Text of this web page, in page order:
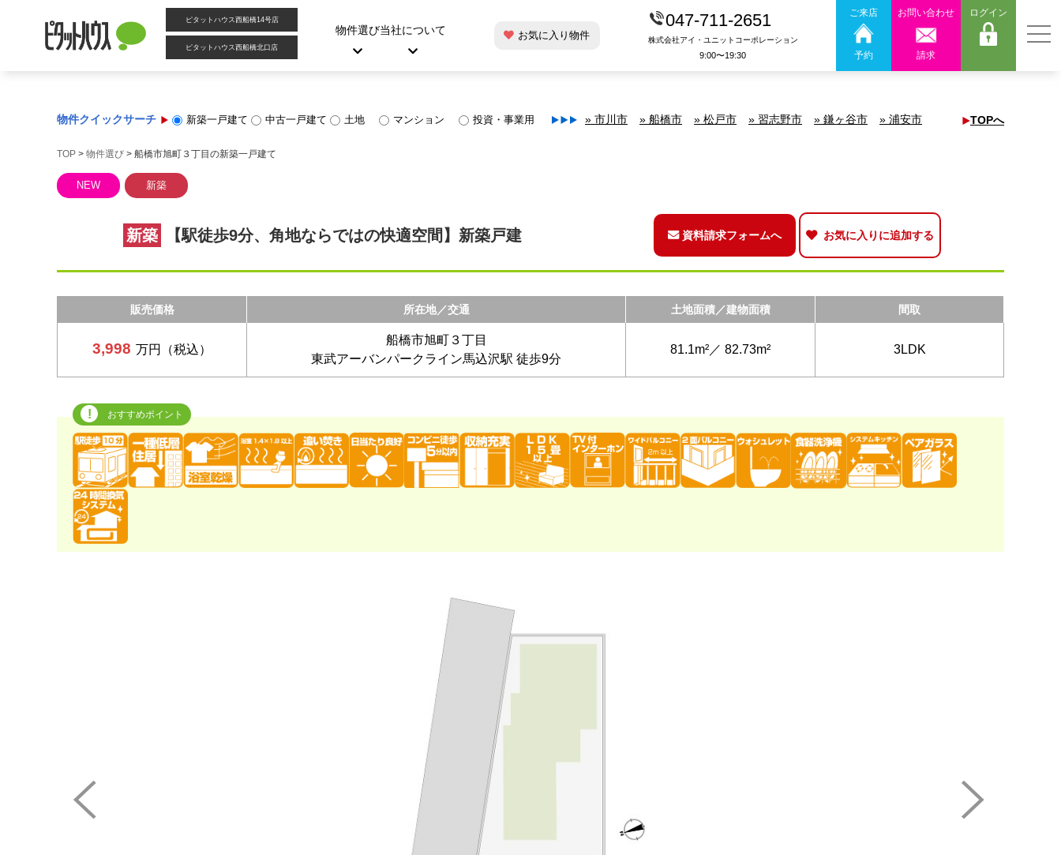
ピタットハウス西船橋14号店
ピタットハウス西船橋北口店
物件選び当社について お気に入り物件
047-711-2651
株式会社アイ・ユニットコーポレーション
9:00〜19:30
ご来店
予約
お問い合わせ
請求
ログイン
物件クイックサーチ 新築一戸建て 中古一戸建て 土地 マンション 投資・事業用 » 市川市 » 船橋市 » 松戸市 » 習志野市 » 鎌ヶ谷市 » 浦安市 TOPへ
TOP > 物件選び > 船橋市旭町３丁目の新築一戸建て
NEW 新築
新築 【駅徒歩9分、角地ならではの快適空間】新築戸建 資料請求フォームへ お気に入りに追加する
販売価格 所在地／交通 土地面積／建物面積 間取
3,998 万円（税込）
船橋市旭町３丁目
東武アーバンパークライン馬込沢駅 徒歩9分
81.1m²／ 82.73m² 3LDK
おすすめポイント